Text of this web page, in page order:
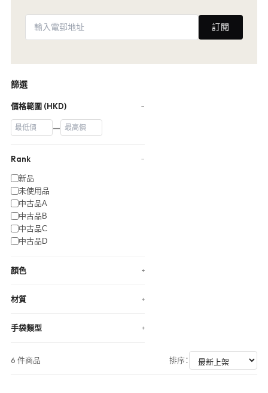
訂閱
篩選
價格範圍 (HKD) −
—
Rank −
新品
未使用品
中古品A
中古品B
中古品C
中古品D
顏色 +
材質 +
手袋類型 +
6 件商品 排序：